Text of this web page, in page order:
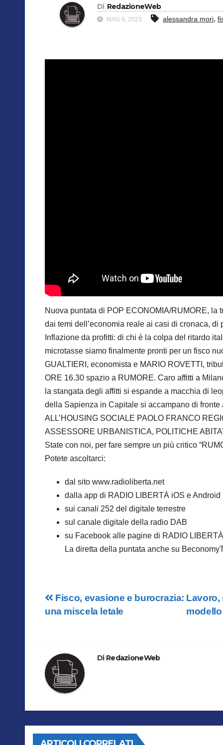
Di RedazioneWeb
MAG 9, 2023 alessandra mori,
Nuova puntata di POP ECONOMIA/RUMORE,
dai temi dell’economia reale ai casi di cronaca,
Inflazione da profitti: di chi è la colpa del ritardo
microtasse siamo finalmente pronti per un fisco
GUALTIERI, economista e MARIO ROVETTI,
ORE 16.30 spazio a RUMORE. Caro affitti a
la stangata degli affitti si espande a macchia di
della Sapienza in Capitale si accampano di
ALL’HOUSING SOCIALE PAOLO FRANCO
ASSESSORE URBANISTICA, POLITICHE
State con noi, per fare sempre un più critico
Potete ascoltarci:
dal sito www.radioliberta.net
dalla app di RADIO LIBERTÀ iOS e Android
sui canali 252 del digitale terrestre
sul canale digitale della radio DAB
su Facebook alle pagine di RADIO LIBERTÀ
La diretta della puntata anche su
Navigazione
Lavoro,
Fisco, evasione e burocrazia:
una miscela letale
Di RedazioneWeb